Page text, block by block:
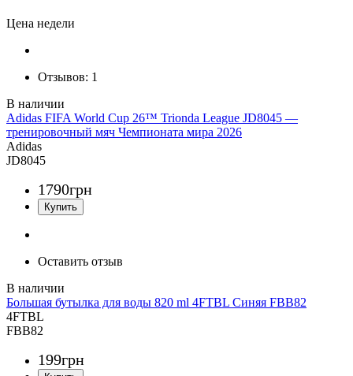
Цена недели
Отзывов: 1
Adidas FIFA World Cup 26™ Trionda League JD8045 —
тренировочный мяч Чемпионата мира 2026
Adidas
JD8045
1790грн
Оставить отзыв
Большая бутылка для воды 820 ml 4FTBL Синяя FBB82
4FTBL
FBB82
199грн